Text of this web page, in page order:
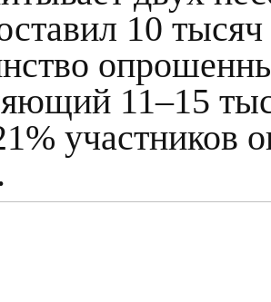
10
11–15
участников